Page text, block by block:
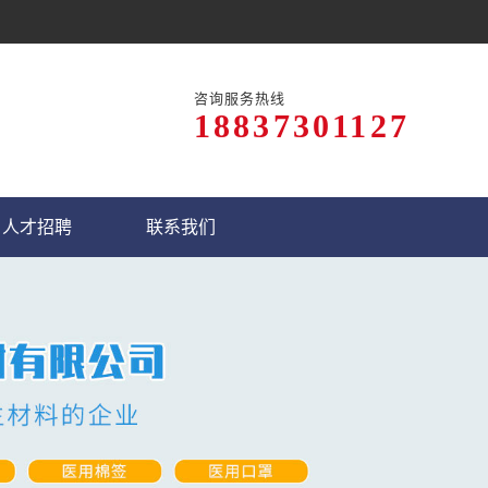
咨询服务热线
18837301127
人才招聘 联系我们